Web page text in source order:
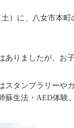
土）に、八女市本
ありましたが、お
スタンプラリーや
蘇生法・AED体験